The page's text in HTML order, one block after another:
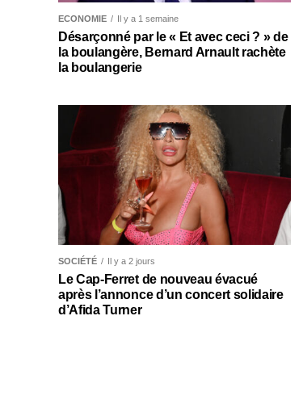
ECONOMIE Il y a 1 semaine
Désarçonné par le « Et avec ceci ? » de
la boulangère, Bernard Arnault rachète
la boulangerie
SOCIÉTÉ Il y a 2 jours
Le Cap-Ferret de nouveau évacué
après l’annonce d’un concert solidaire
d’Afida Turner